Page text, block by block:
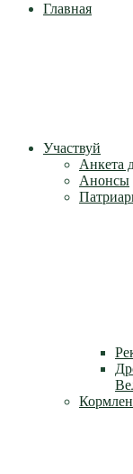
Главная
Участвуй
Анкета
Анонсы